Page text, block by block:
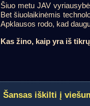
Šiuo metu JAV
Bet šiuolaikinėmis
Apklausos rodo, kad
Kas žino, kaip yra iš
Šansas iškilti į